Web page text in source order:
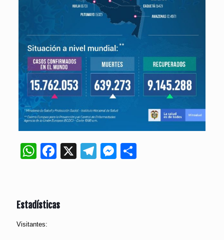
WhatsApp
Facebook
X Telegram
Messenger
Estadísticas
Visitantes: